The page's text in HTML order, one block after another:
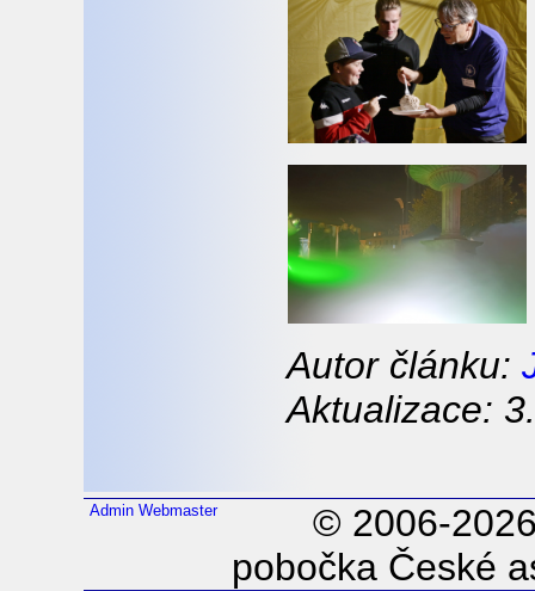
Autor článku:
Aktualizace:
Admin Webmaster
© 2006-
pobočka České